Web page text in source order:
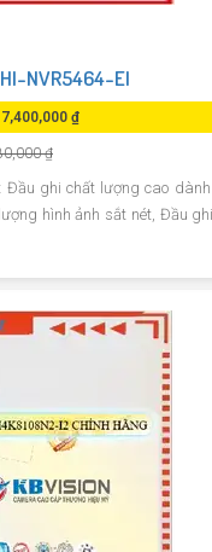
NVR5464-EI
₫
₫
Đầu ghi chất lượng cao
hình ảnh sắt nét, Đầu